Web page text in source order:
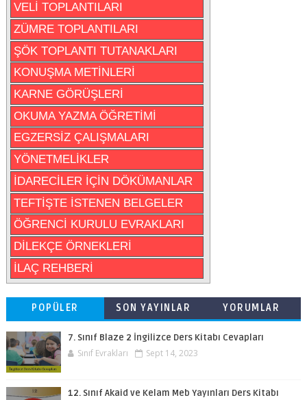
VELİ TOPLANTILARI
ZÜMRE TOPLANTILARI
ŞÖK TOPLANTI TUTANAKLARI
KONUŞMA METİNLERİ
KARNE GÖRÜŞLERİ
OKUMA YAZMA ÖĞRETİMİ
EGZERSİZ ÇALIŞMALARI
YÖNETMELİKLER
İDARECİLER İÇİN DÖKÜMANLAR
TEFTİŞTE İSTENEN BELGELER
ÖĞRENCİ KURULU EVRAKLARI
DİLEKÇE ÖRNEKLERİ
İLAÇ REHBERİ
POPÜLER SON YAYINLAR YORUMLAR
7. Sınıf Blaze 2 İngilizce Ders Kitabı Cevapları
Sınıf Evrakları Sept 14, 2023
12. Sınıf Akaid ve Kelam Meb Yayınları Ders Kitabı